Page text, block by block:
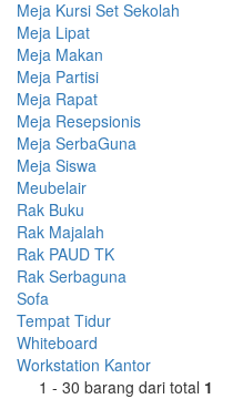
Meja Kursi Set Sekolah
Meja Lipat
Meja Makan
Meja Partisi
Meja Rapat
Meja Resepsionis
Meja SerbaGuna
Meja Siswa
Meubelair
Rak Buku
Rak Majalah
Rak PAUD TK
Rak Serbaguna
Sofa
Tempat Tidur
Whiteboard
Workstation Kantor
1 - 30 barang dari total 1